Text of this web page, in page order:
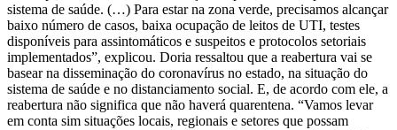
sistema de saúde. (…) Para estar na zona verde, precisamos alcançar
baixo número de casos, baixa ocupação de leitos de UTI, testes
disponíveis para assintomáticos e suspeitos e protocolos setoriais
implementados”, explicou. Doria ressaltou que a reabertura vai se
basear na disseminação do coronavírus no estado, na situação do
sistema de saúde e no distanciamento social. E, de acordo com ele, a
reabertura não significa que não haverá quarentena. “Vamos levar
em conta sim situações locais, regionais e setores que possam